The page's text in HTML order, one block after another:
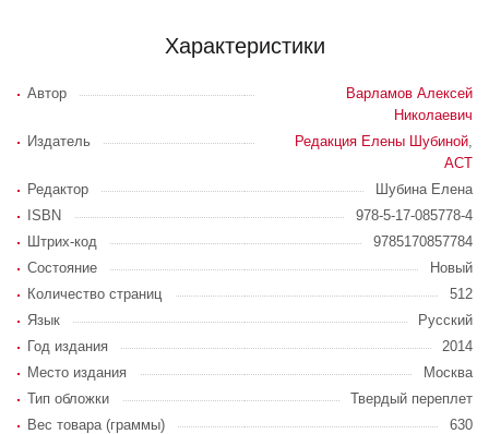
Характеристики
Автор
Варламов Алексей
Николаевич
Издатель
Редакция Елены Шубиной,
АСТ
Редактор
Шубина Елена
ISBN
978-5-17-085778-4
Штрих-код
9785170857784
Состояние
Новый
Количество страниц
512
Язык
Русский
Год издания
2014
Место издания
Москва
Тип обложки
Твердый переплет
Вес товара (граммы)
630